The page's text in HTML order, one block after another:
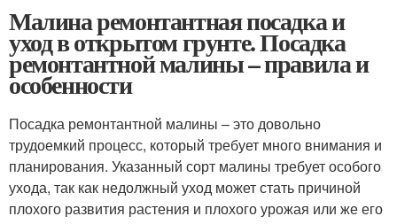
Малина ремонтантная посадка и
уход в открытом грунте. Посадка
ремонтантной малины – правила и
особенности
Посадка ремонтантной малины – это довольно
трудоемкий процесс, который требует много внимания и
планирования. Указанный сорт малины требует особого
ухода, так как недолжный уход может стать причиной
плохого развития растения и плохого урожая или же его